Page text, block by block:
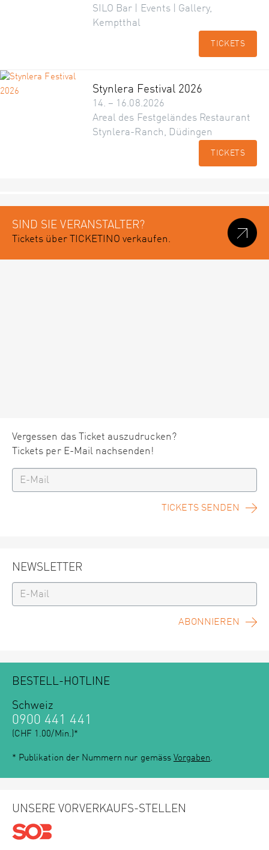
SILO Bar | Events | Gallery,
Kemptthal
TICKETS
Stynlera Festival 2026
14. – 16.08.2026
Areal des Festgeländes Restaurant
Stynlera-Ranch, Düdingen
TICKETS
SIND SIE VERANSTALTER?
Tickets über TICKETINO verkaufen.
Vergessen das Ticket auszudrucken?
Tickets per E-Mail nachsenden!
TICKETS SENDEN
NEWSLETTER
ABONNIEREN
BESTELL-HOTLINE
Schweiz
0900 441 441
(CHF 1.00/Min.)*
* Publikation der Nummern nur gemäss Vorgaben.
UNSERE VORVERKAUFS-STELLEN